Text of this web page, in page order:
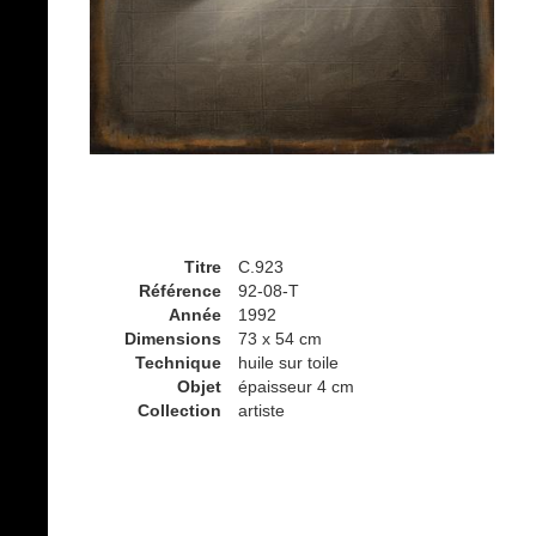
Titre
C.923
Référence
92-08-T
Année
1992
Dimensions
73 x 54 cm
Technique
huile sur toile
Objet
épaisseur 4 cm
Collection
artiste